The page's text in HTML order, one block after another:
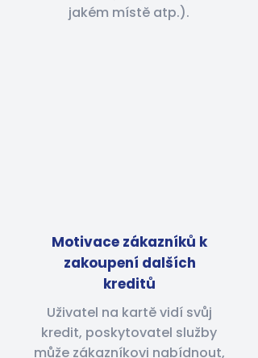
jakém místě atp.).
Motivace zákazníků k
zakoupení dalších
kreditů
Uživatel na kartě vidí svůj
kredit, poskytovatel služby
může zákazníkovi nabídnout,